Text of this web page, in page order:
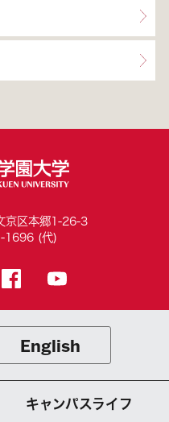
京区本郷1-26-3
1696 (代)
English
キャンパスライフ